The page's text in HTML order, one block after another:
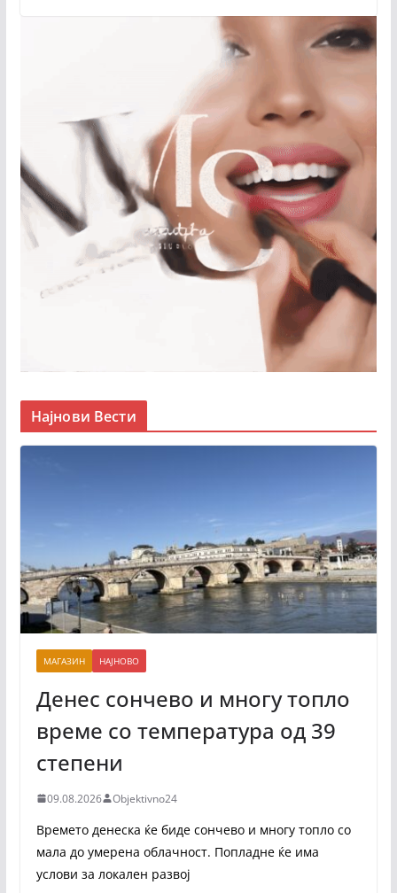
Најнови Вести
МАГАЗИН НАЈНОВО
Денес сончево и многу топло
време со температура од 39
степени
09.08.2026 Objektivno24
Времето денеска ќе биде сончево и многу топло со
мала до умерена облачност. Попладне ќе има
услови за локален развој